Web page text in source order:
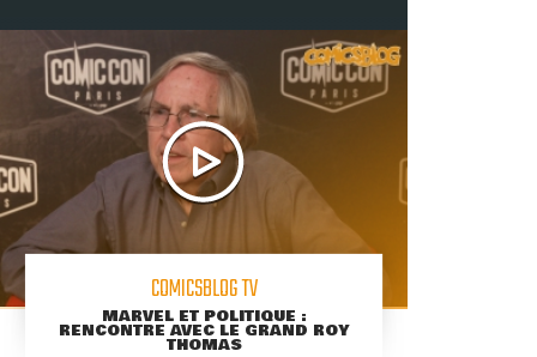
COMICSBLOG TV
MARVEL ET POLITIQUE :
RENCONTRE AVEC LE GRAND ROY
THOMAS